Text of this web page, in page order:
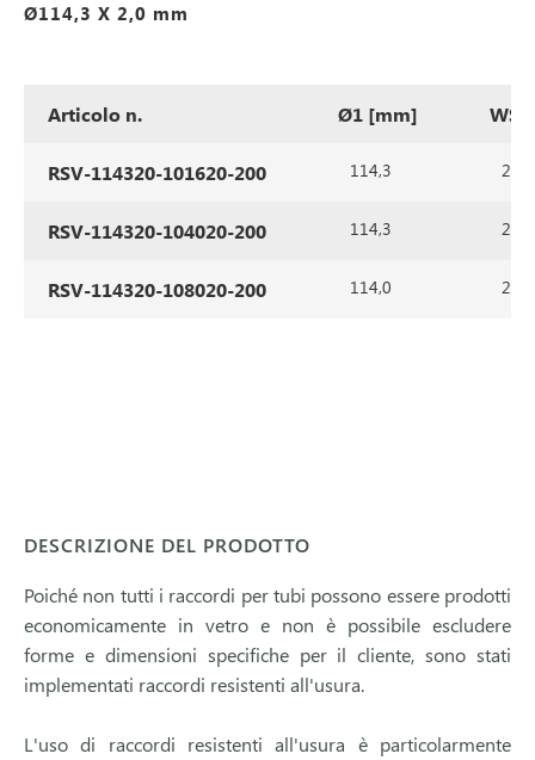
Ø114,3 X 2,0 mm
Articolo n. Ø1 [mm]
RSV-114320-101620-200 114,3 2,0
RSV-114320-104020-200 114,3 2,0
RSV-114320-108020-200 114,0 2,0
DESCRIZIONE DEL PRODOTTO
Poiché non tutti i raccordi per tubi possono essere prodotti
economicamente in vetro e non è possibile escludere
forme e dimensioni specifiche per il cliente, sono stati
implementati raccordi resistenti all'usura.
L'uso di raccordi resistenti all'usura è particolarmente